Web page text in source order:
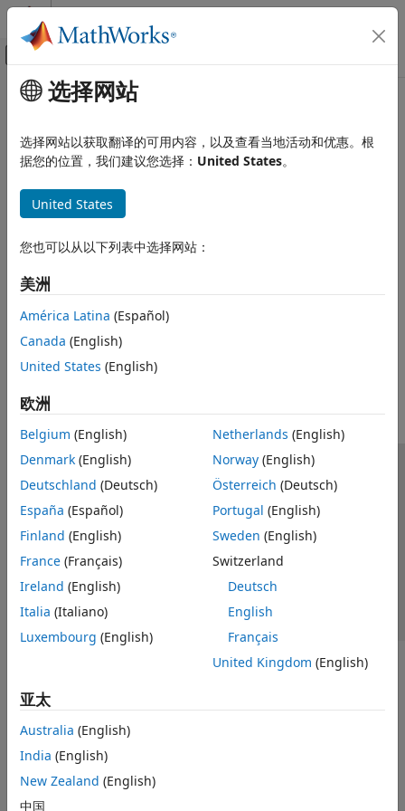
跳到内容
画布外导航菜单切换
文档主页
类别
Navigation Toolbox
Applications
Coordinate Transformations and
Trajectories
Sensor Models
Inertial Sensor Fusion
GNSS Positioning
Localization Algorithms
Mapping
Motion Planning
Code Generation and Deployment
RoadRunner
RoadRunner Scenario
Robotics System Toolbox
ROS Toolbox
Sensor Fusion and Tracking Toolbox
Simulink 3D Animation
主要内容
How useful was this information?
选择网站
选择网站以获取翻译的可用内容，以及查看当地活动和优惠。根
据您的位置，我们建议您选择： United States。
United States
您也可以从以下列表中选择网站：
美洲
América Latina (Español)
Canada (English)
United States (English)
欧洲
Belgium (English)
Denmark (English)
Deutschland (Deutsch)
España (Español)
Finland (English)
France (Français)
Ireland (English)
Italia (Italiano)
Luxembourg (English)
Netherlands (English)
Norway(English)
Österreich (Deutsch)
Portugal (English)
Sweden (English)
Switzerland
Deutsch
English
Français
United Kingdom (English)
亚太
Australia (English)
India (English)
New Zealand (English)
中国
信任中心 商标 隐私政策 防盗版
应用程序状态
联系我们
© 1994-2026 The MathWorks, Inc.